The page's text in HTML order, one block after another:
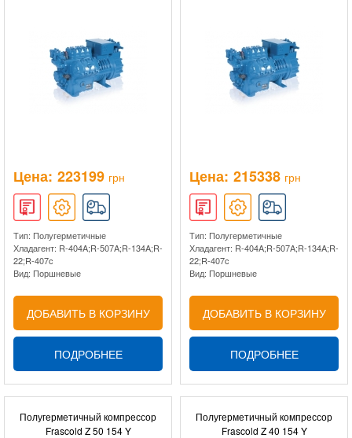
Цена: 223199 грн
Тип: Полугерметичные
Хладагент: R-404A;R-507A;R-134A;R-
22;R-407c
Вид: Поршневые
ДОБАВИТЬ В КОРЗИНУ
ПОДРОБНЕЕ
Цена: 215338 грн
Тип: Полугерметичные
Хладагент: R-404A;R-507A;R-134A;R-
22;R-407c
Вид: Поршневые
ДОБАВИТЬ В КОРЗИНУ
ПОДРОБНЕЕ
Полугерметичный компрессор
Frascold Z 50 154 Y
Полугерметичный компрессор
Frascold Z 40 154 Y